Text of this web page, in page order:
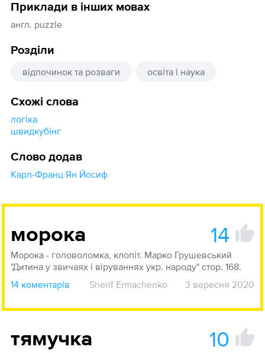
Приклади в інших мовах
англ. puzzle
Розділи
відпочинок та розваги освіта і наука
Схожі слова
логіка
швидкубінг
Слово додав
Карл-Франц Ян Йосиф
морока 14
Морока - головоломка, клопіт. Марко Грушевський
"Дитина у звичаях і віруваннях укр. народу" стор. 168.
14 коментарів
Sherif Ermachenko 3 вересня 2020
тямучка 10